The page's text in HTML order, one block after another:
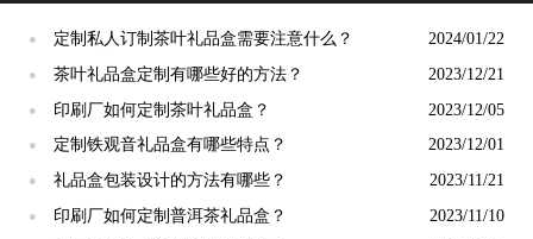
● 定制私人订制茶叶礼品盒需要注意什么？ 2024/01/22
● 茶叶礼品盒定制有哪些好的方法？​ 2023/12/21
● 印刷厂如何定制茶叶礼品盒？ 2023/12/05
● 定制铁观音礼品盒有哪些特点？ 2023/12/01
● 礼品盒包装设计的方法有哪些？ 2023/11/21
● 印刷厂如何定制普洱茶礼品盒？ 2023/11/10